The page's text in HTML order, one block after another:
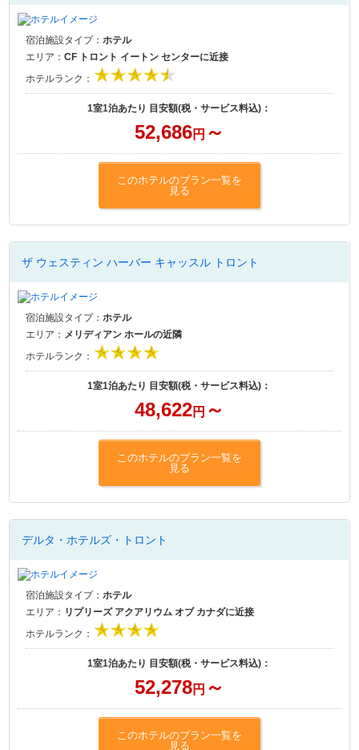
宿泊施設タイプ：ホテル
エリア：CF トロント イートン センターに近接
ホテルランク：
1室1泊あたり 目安額(税・サービス料込)：
52,686円 ～
このホテルのプラン一覧を
見る
ザ ウェスティン ハーバー キャッスル トロント
宿泊施設タイプ：ホテル
エリア： メリディアン ホールの近隣
ホテルランク：
1室1泊あたり 目安額(税・サービス料込)：
48,622円 ～
このホテルのプラン一覧を
見る
デルタ・ホテルズ・トロント
宿泊施設タイプ：ホテル
エリア： リプリーズ アクアリウム オブ カナダに近接
ホテルランク：
1室1泊あたり 目安額(税・サービス料込)：
52,278円 ～
このホテルのプラン一覧を
見る